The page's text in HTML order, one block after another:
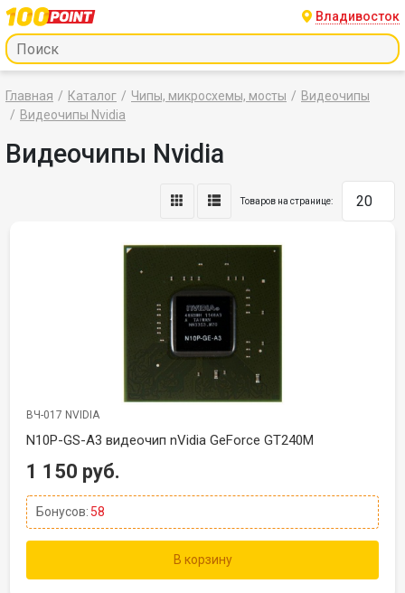
Владивосток
Главная Каталог Чипы, микросхемы, мосты
Видеочипы
Видеочипы Nvidia
Видеочипы Nvidia
Товаров на странице:
ВЧ-017 NVIDIA
N10P-GS-A3 видеочип nVidia GeForce GT240M
1 150 руб.
Бонусов: 58
В корзину